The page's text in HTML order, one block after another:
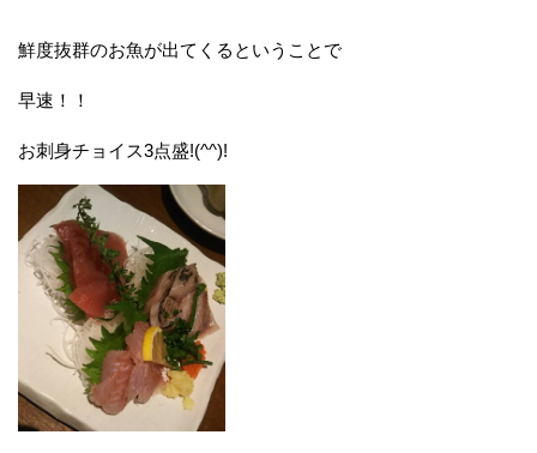
鮮度抜群のお魚が出てくるということで
早速！！
お刺身チョイス3点盛!(^^)!